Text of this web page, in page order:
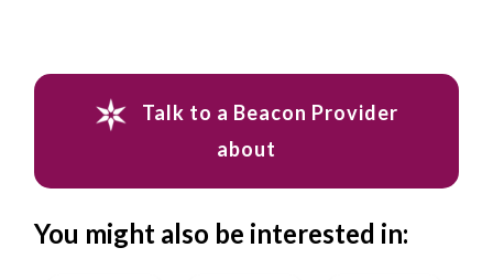
Talk to a Beacon Provider
about
You might also be interested in: